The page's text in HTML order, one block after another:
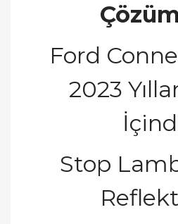
Ford
2023
İç
Stop